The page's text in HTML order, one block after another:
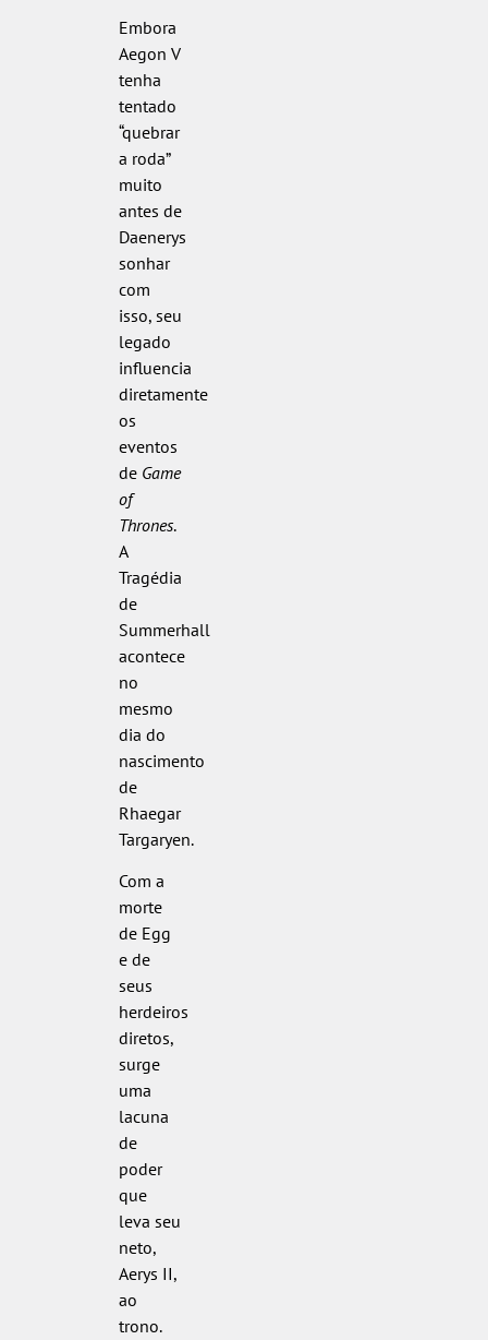
Embora
Aegon V
tenha
tentado
“quebrar
a roda”
muito
antes de
Daenerys
sonhar
com
isso, seu
legado
influencia
diretamente
os
eventos
de Game
of
Thrones.
A
Tragédia
de
Summerhall
acontece
no
mesmo
dia do
nascimento
de
Rhaegar
Targaryen.
Com a
morte
de Egg
e de
seus
herdeiros
diretos,
surge
uma
lacuna
de
poder
que
leva seu
neto,
Aerys II,
ao
trono.